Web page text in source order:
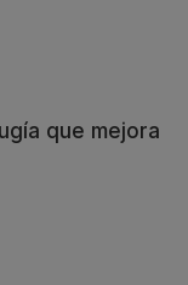
que mejora